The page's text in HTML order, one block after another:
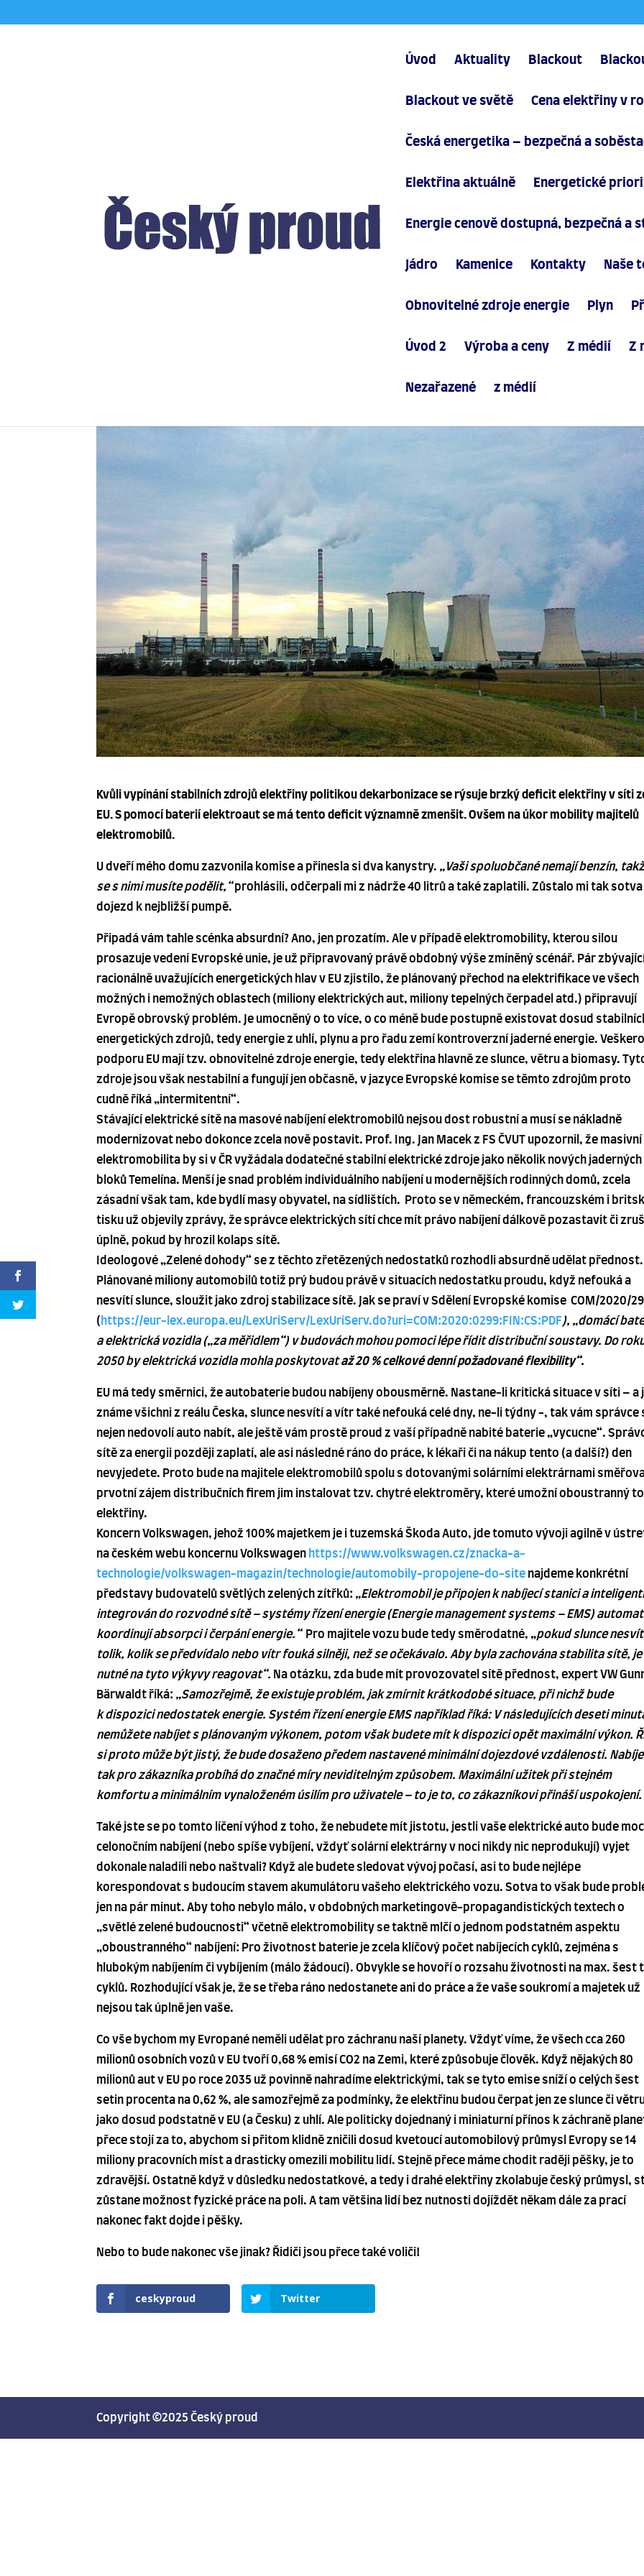
Úvod Aktuality Blackout
Blackout ve světě Cena elektřiny v
Česká energetika – bezpečná a
Elektřina aktuálně Energetické
Energie cenově dostupná, bezpečná
Jádro Kamenice Kontakty Naše
Obnovitelné zdroje energie Plyn
Úvod 2 Výroba a ceny Z médií Z
Nezařazené z médií
Kapacita baterii elektroauta nepatří až tak zcela
Kvůli vypínání stabilních zdrojů elektřiny politikou dekarbonizace se rýsuje brzký deficit elektřiny v síti
EU. S pomocí baterií elektroaut se má tento deficit významně zmenšit. Ovšem na úkor mobility majitelů
elektromobilů.
U dveří mého domu zazvonila komise a přinesla si dva kanystry. „Vaši spoluobčané nemají benzín,
se s nimi musíte podělit,“prohlásili, odčerpali mi z nádrže 40 litrů a také zaplatili. Zůstalo mi tak sotva
dojezd k nejbližší pumpě.
Připadá vám tahle scénka absurdní? Ano, jen prozatím. Ale v případě elektromobility, kterou silou
prosazuje vedení Evropské unie, je už připravovaný právě obdobný výše zmíněný scénář. Pár
racionálně uvažujících energetických hlav v EU zjistilo, že plánovaný přechod na elektrifikace ve všech
možných i nemožných oblastech (miliony elektrických aut, miliony tepelných čerpadel atd.) připravují
Evropě obrovský problém. Je umocněný o to více, o co méně bude postupně existovat dosud
energetických zdrojů, tedy energie z uhlí, plynu a pro řadu zemí kontroverzní jaderné energie.
podporu EU mají tzv. obnovitelné zdroje energie, tedy elektřina hlavně ze slunce, větru a biomasy.
zdroje jsou však nestabilní a fungují jen občasně, v jazyce Evropské komise se těmto zdrojům proto
cudně říká „intermitentní“.
Stávající elektrické sítě na masové nabíjení elektromobilů nejsou dost robustní a musí se nákladně
modernizovat nebo dokonce zcela nově postavit. Prof. Ing. Jan Macek z FS ČVUT upozornil, že masivní
elektromobilita by si v ČR vyžádala dodatečné stabilní elektrické zdroje jako několik nových jaderných
bloků Temelína. Menší je snad problém individuálního nabíjení u modernějších rodinných domů, zcela
zásadní však tam, kde bydlí masy obyvatel, na sídlištích. Proto se v německém, francouzském i
tisku už objevily zprávy, že správce elektrických sítí chce mít právo nabíjení dálkově pozastavit či
úplně, pokud by hrozil kolaps sítě.
Ideologové „Zelené dohody“ se z těchto zřetězených nedostatků rozhodli absurdně udělat přednost.
Plánované miliony automobilů totiž prý budou právě v situacích nedostatku proudu, když nefouká a
nesvítí slunce, sloužit jako zdroj stabilizace sítě. Jak se praví v Sdělení Evropské komise COM/2020/
( https://eur-lex.europa.eu/LexUriServ/LexUriServ.do?uri=COM:2020:0299:FIN:CS:PDF), „domácí
a elektrická vozidla („za měřidlem“) v budovách mohou pomoci lépe řídit distribuční soustavy. Do
2050 by elektrická vozidla mohla poskytovataž 20 % celkové denní požadované flexibility“.
EU má tedy směrnici, že autobaterie budou nabíjeny obousměrně. Nastane-li kritická situace v síti – a
známe všichni z reálu Česka, slunce nesvítí a vítr také nefouká celé dny, ne-li týdny -, tak vám správce
nejen nedovolí auto nabít, ale ještě vám prostě proud z vaší případně nabité baterie „vycucne“.
sítě za energii později zaplatí, ale asi následné ráno do práce, k lékaři či na nákup tento (a další?) den
nevyjedete. Proto bude na majitele elektromobilů spolu s dotovanými solárními elektrárnami
prvotní zájem distribučních firem jim instalovat tzv. chytré elektroměry, které umožní oboustranný
elektřiny.
Koncern Volkswagen, jehož 100% majetkem je i tuzemská Škoda Auto, jde tomuto vývoji agilně v
na českém webu koncernu Volkswagen https://www.volkswagen.cz/znacka-a-
technologie/volkswagen-magazin/technologie/automobily-propojene-do-site najdeme konkrétní
představy budovatelů světlých zelených zítřků: „Elektromobil je připojen k nabíjecí stanici a
integrován do rozvodné sítě – systémy řízení energie (Energie management systems – EMS)
koordinují absorpci i čerpání energie.“ Pro majitele vozu bude tedy směrodatné, „pokud slunce
tolik, kolik se předvídalo nebo vítr fouká silněji, než se očekávalo. Aby byla zachována stabilita sítě, je
nutné na tyto výkyvy reagovat“. Na otázku, zda bude mít provozovatel sítě přednost, expert VW
Bärwaldt říká: „Samozřejmě, že existuje problém, jak zmírnit krátkodobé situace, při nichž bude
k dispozici nedostatek energie. Systém řízení energie EMS například říká: V následujících deseti
nemůžete nabíjet s plánovaným výkonem, potom však budete mít k dispozici opět maximální výkon.
si proto může být jistý, žebude dosaženo předem nastavené minimální dojezdové vzdálenosti.
tak pro zákazníka probíhá do značné míry neviditelným způsobem. Maximální užitek při stejném
komfortu a minimálním vynaloženém úsilím pro uživatele – to je to, co zákazníkovi přináší
Také jste se po tomto líčení výhod z toho, že nebudete mít jistotu, jestli vaše elektrické auto bude
celonočním nabíjení (nebo spíše vybíjení, vždyť solární elektrárny v noci nikdy nic neprodukují) vyjet
dokonale naladili nebo naštvali? Když ale budete sledovat vývoj počasí, asi to bude nejlépe
korespondovat s budoucím stavem akumulátoru vašeho elektrického vozu. Sotva to však bude
jen na pár minut. Aby toho nebylo málo, v obdobných marketingově-propagandistických textech o
„světlé zelené budoucnosti“ včetně elektromobility se taktně mlčí o jednom podstatném aspektu
„oboustranného“ nabíjení: Pro životnost baterie je zcela klíčový počet nabíjecích cyklů, zejména s
hlubokým nabíjením či vybíjením (málo žádoucí). Obvykle se hovoří o rozsahu životnosti na max. šest
cyklů. Rozhodující však je, že se třeba ráno nedostanete ani do práce a že vaše soukromí a majetek už
nejsou tak úplně jen vaše.
Co vše bychom my Evropané neměli udělat pro záchranu naší planety. Vždyť víme, že všech cca 260
milionů osobních vozů v EU tvoří 0,68 % emisí CO2 na Zemi, které způsobuje člověk. Když nějakých 80
milionů aut v EU po roce 2035 už povinně nahradíme elektrickými, tak se tyto emise sníží o celých šest
setin procenta na 0,62 %, ale samozřejmě za podmínky, že elektřinu budou čerpat jen ze slunce či
jako dosud podstatně v EU (a Česku) z uhlí. Ale politicky dojednaný i miniaturní přínos k záchraně
přece stojí za to, abychom si přitom klidně zničili dosud kvetoucí automobilový průmysl Evropy se 14
miliony pracovních míst a drasticky omezili mobilitu lidí. Stejně přece máme chodit raději pěšky, je to
zdravější. Ostatně když v důsledku nedostatkové, a tedy i drahé elektřiny zkolabuje český průmysl,
zůstane možnost fyzické práce na poli. A tam většina lidí bez nutnosti dojíždět někam dále za prací
nakonec fakt dojde i pěšky.
Nebo to bude nakonec vše jinak? Řidiči jsou přece také voliči!
ceskyproud Twitter
Copyright ©2025 Český proud